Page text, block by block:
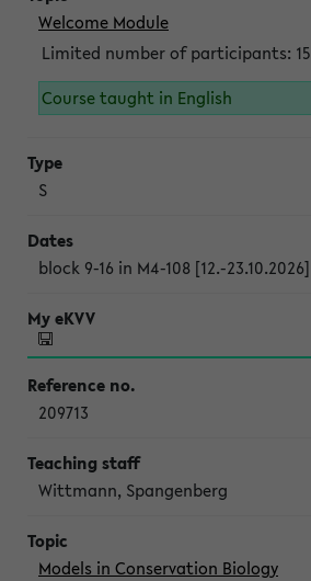
Welcome Module
Limited number of participants: 15
Course taught in English
S
block 9-16 in M4-108 [12.-23.10.2026]
209713
Wittmann, Spangenberg
Models in Conservation Biology